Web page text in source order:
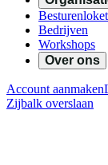
Besturenloket
Bedrijven
Workshops
Over ons
Account aanmaken
Zijbalk overslaan